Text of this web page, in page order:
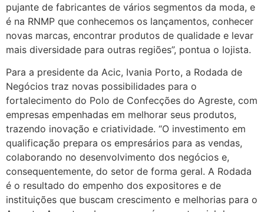
pujante de fabricantes de vários segmentos da moda, e
é na RNMP que conhecemos os lançamentos, conhecer
novas marcas, encontrar produtos de qualidade e levar
mais diversidade para outras regiões”, pontua o lojista.
Para a presidente da Acic, Ivania Porto, a Rodada de
Negócios traz novas possibilidades para o
fortalecimento do Polo de Confecções do Agreste, com
empresas empenhadas em melhorar seus produtos,
trazendo inovação e criatividade. “O investimento em
qualificação prepara os empresários para as vendas,
colaborando no desenvolvimento dos negócios e,
consequentemente, do setor de forma geral. A Rodada
é o resultado do empenho dos expositores e de
instituições que buscam crescimento e melhorias para o